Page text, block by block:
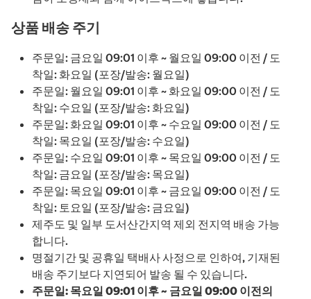
상품 배송 주기
주문일: 금요일 09:01 이후 ~ 월요일 09:00 이전 / 도
착일: 화요일 (포장/발송: 월요일)
주문일: 월요일 09:01 이후 ~ 화요일 09:00 이전 / 도
착일: 수요일 (포장/발송: 화요일)
주문일: 화요일 09:01 이후 ~ 수요일 09:00 이전 / 도
착일: 목요일 (포장/발송: 수요일)
주문일: 수요일 09:01 이후 ~ 목요일 09:00 이전 / 도
착일: 금요일 (포장/발송: 목요일)
주문일: 목요일 09:01 이후 ~ 금요일 09:00 이전 / 도
착일: 토요일 (포장/발송: 금요일)
제주도 및 일부 도서산간지역 제외 전지역 배송 가능
합니다.
명절기간 및 공휴일 택배사 사정으로 인하여, 기재된
배송 주기보다 지연되어 발송 될 수 있습니다.
주문일: 목요일 09:01 이후 ~ 금요일 09:00 이전의